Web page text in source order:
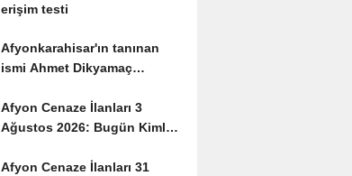
erişim testi
Afyonkarahisar'ın tanınan
ismi Ahmet Dikyamaç
Afyon Cenaze İlanları 3
Ağustos 2026: Bugün Kimler
Afyon Cenaze İlanları 31